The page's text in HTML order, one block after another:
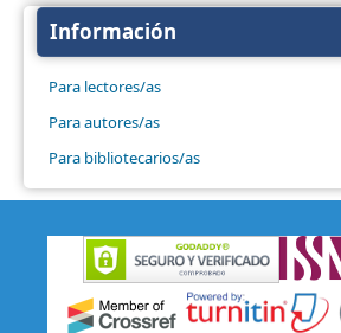
Información
Para lectores/as
Para autores/as
Para bibliotecarios/as